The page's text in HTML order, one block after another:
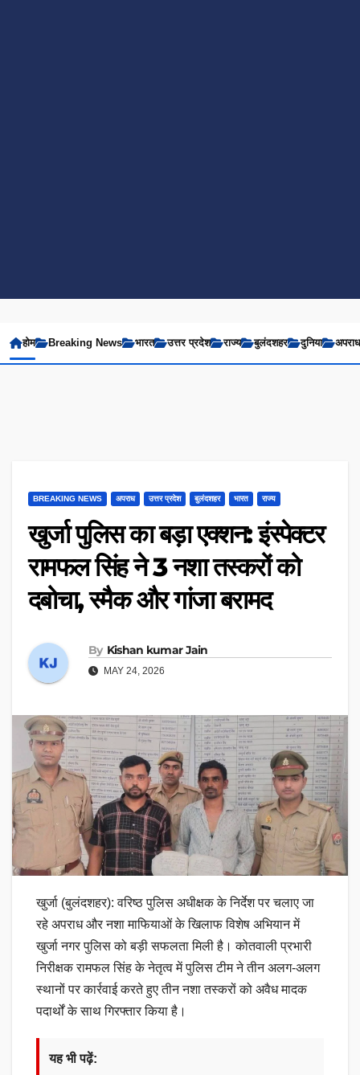
होम Breaking News भारत उत्तर प्रदेश राज्य बुलंदशहर दुनिया अपराध
BREAKING NEWS अपराध उत्तर प्रदेश बुलंदशहर भारत राज्य
खुर्जा पुलिस का बड़ा एक्शन: इंस्पेक्टर
रामफल सिंह ने 3 नशा तस्करों को
दबोचा, स्मैक और गांजा बरामद
By Kishan kumar Jain
MAY 24, 2026
खुर्जा (बुलंदशहर): वरिष्ठ पुलिस अधीक्षक के निर्देश पर चलाए जा
रहे अपराध और नशा माफियाओं के खिलाफ विशेष अभियान में
खुर्जा नगर पुलिस को बड़ी सफलता मिली है। कोतवाली प्रभारी
निरीक्षक रामफल सिंह के नेतृत्व में पुलिस टीम ने तीन अलग-अलग
स्थानों पर कार्रवाई करते हुए तीन नशा तस्करों को अवैध मादक
पदार्थों के साथ गिरफ्तार किया है।
यह भी पढ़ें: